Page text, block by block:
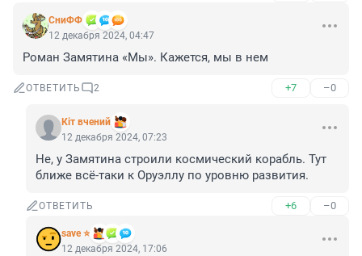
СниФФ
12 декабря 2024, 04:47
Роман Замятина «Мы». Кажется, мы в нем
ОТВЕТИТЬ 2 +7 –0
Кiт вчений
12 декабря 2024, 07:23
Не, у Замятина строили космический корабль. Тут
ближе всё-таки к Оруэллу по уровню развития.
ОТВЕТИТЬ +6 –0
save ⭐
12 декабря 2024, 17:06